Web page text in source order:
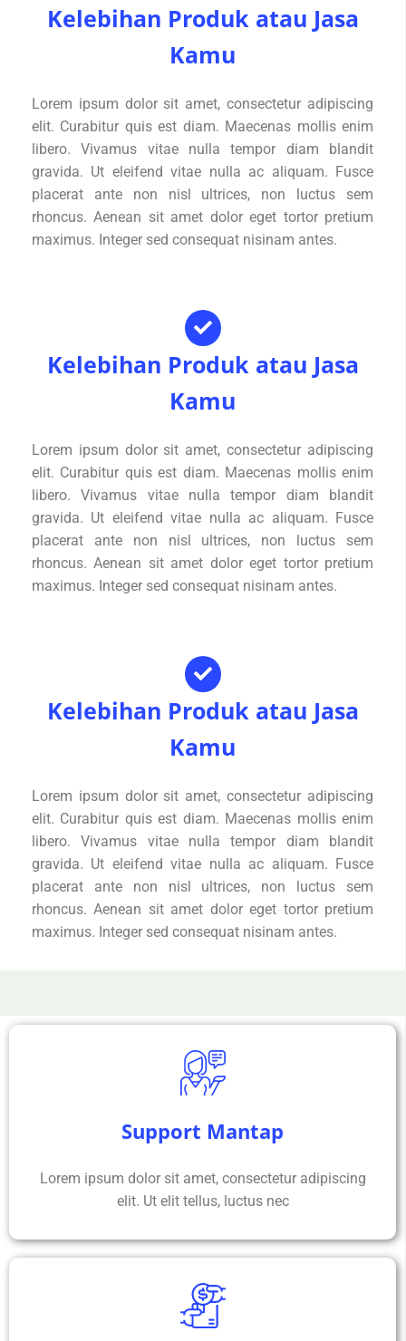
Kelebihan Produk atau Jasa
Kamu
Lorem ipsum dolor sit amet, consectetur adipiscing
elit. Curabitur quis est diam. Maecenas mollis enim
libero. Vivamus vitae nulla tempor diam blandit
gravida. Ut eleifend vitae nulla ac aliquam. Fusce
placerat ante non nisl ultrices, non luctus sem
rhoncus. Aenean sit amet dolor eget tortor pretium
maximus. Integer sed consequat nisinam antes.
Kelebihan Produk atau Jasa
Kamu
Lorem ipsum dolor sit amet, consectetur adipiscing
elit. Curabitur quis est diam. Maecenas mollis enim
libero. Vivamus vitae nulla tempor diam blandit
gravida. Ut eleifend vitae nulla ac aliquam. Fusce
placerat ante non nisl ultrices, non luctus sem
rhoncus. Aenean sit amet dolor eget tortor pretium
maximus. Integer sed consequat nisinam antes.
Kelebihan Produk atau Jasa
Kamu
Lorem ipsum dolor sit amet, consectetur adipiscing
elit. Curabitur quis est diam. Maecenas mollis enim
libero. Vivamus vitae nulla tempor diam blandit
gravida. Ut eleifend vitae nulla ac aliquam. Fusce
placerat ante non nisl ultrices, non luctus sem
rhoncus. Aenean sit amet dolor eget tortor pretium
maximus. Integer sed consequat nisinam antes.
Support Mantap
Lorem ipsum dolor sit amet, consectetur adipiscing
elit. Ut elit tellus, luctus nec